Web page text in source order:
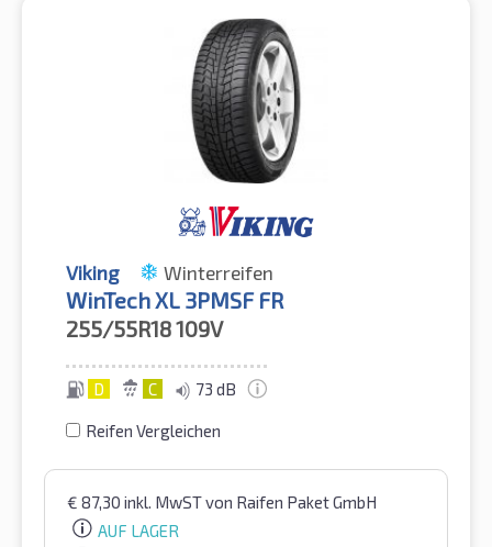
Viking Winterreifen
WinTech XL 3PMSF FR
255/55R18109V
D C 73 dB
Reifen Vergleichen
€ 87,30 inkl. MwSTvon Raifen Paket GmbH
AUF LAGER